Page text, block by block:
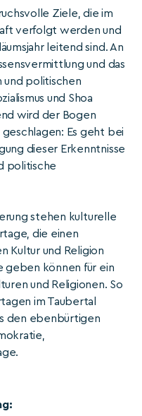
Ziele, die im
verfolgt werden und
leitend sind. An
und das
und politischen
und Shoa
wird der Bogen
Es geht bei
dieser Erkenntnisse
politische
stehen kulturelle
die einen
Kultur und Religion
geben können für ein
und Religionen. So
im Taubertal
den ebenbürtigen